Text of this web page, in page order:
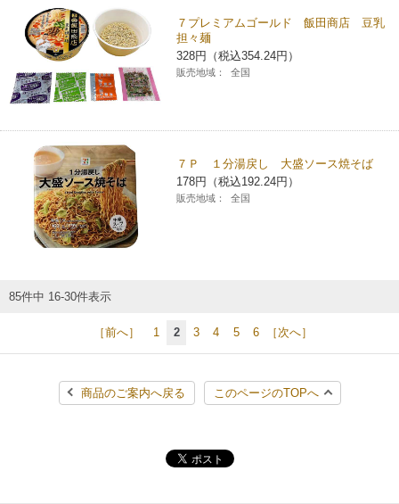
７プレミアムゴールド 飯田商店 豆乳
担々麺
328円（税込354.24円）
販売地域： 全国
７Ｐ １分湯戻し 大盛ソース焼そば
178円（税込192.24円）
販売地域： 全国
85件中 16-30件表示
［前へ］ 1 2 3 4 5 6 ［次へ］
商品のご案内へ戻る このページのTOPへ